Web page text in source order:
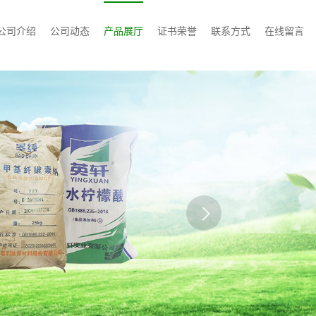
司介绍 公司动态 产品展厅 证书荣誉 联系方式 在线留言